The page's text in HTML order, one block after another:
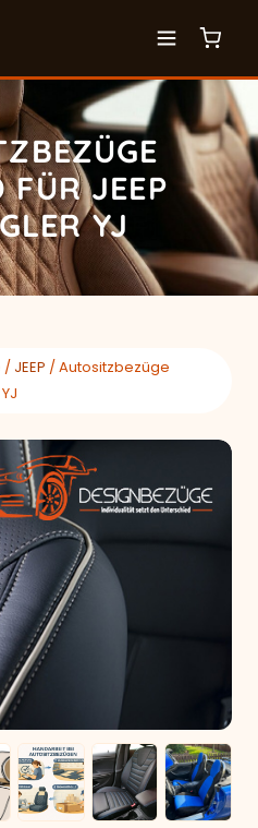
FÜR JEEP
YJ
/ JEEP / Autositzbezüge